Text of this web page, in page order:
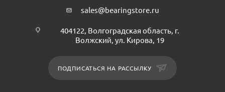
sales@bearingstore.ru
404122, Волгоградская область, г.
Волжский, ул. Кирова, 19
ПОДПИСАТЬСЯ НА РАССЫЛКУ